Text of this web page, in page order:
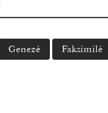
Genezė Faksimilė